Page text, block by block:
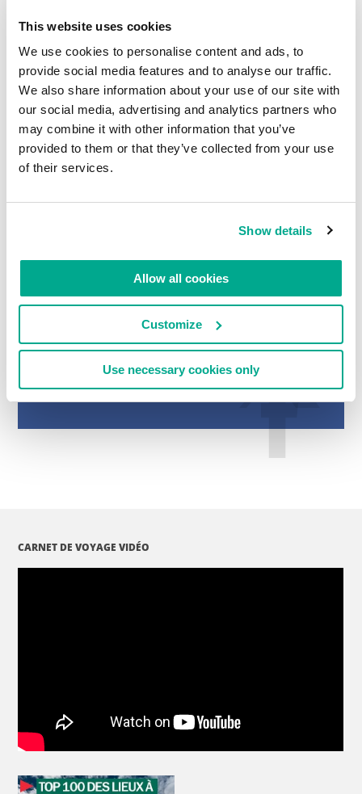
This website uses cookies
We use cookies to personalise content and ads, to
provide social media features and to analyse our traffic.
We also share information about your use of our site with
our social media, advertising and analytics partners who
may combine it with other information that you’ve
provided to them or that they’ve collected from your use
of their services.
Show details
Allow all cookies
Customize
Use necessary cookies only
Détails
En lire plus :Sept livres pour une lecture très
CARNET DE VOYAGE VIDÉO